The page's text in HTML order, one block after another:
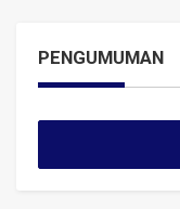
PENGUMUMAN